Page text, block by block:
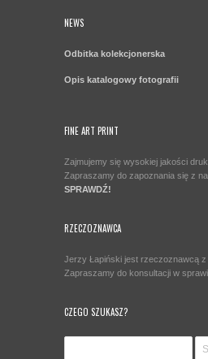
NEWS
Odbitka kolekcjonerska
Opis katalogowy fotografii
FINE ART PRINT
Zajmujemy się wysokiej jakości
Zapraszamy do zapoznania się z
SPRAWDŹ!
RZECZOZNAWCA
Jerzy Łapiński jest rzeczoznawcą z
Zapraszamy do konsultacji w
CZEGO SZUKASZ?